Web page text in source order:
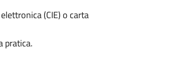
(CIE) o carta
pratica.